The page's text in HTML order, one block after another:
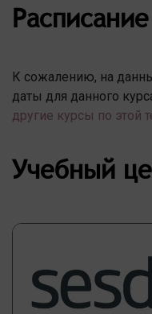
К сожалению, на
даты для данного
другие курсы по этой
Учебный